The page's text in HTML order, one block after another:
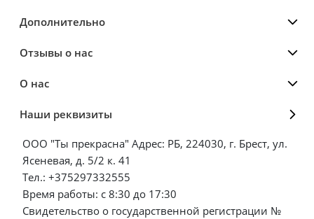
Дополнительно
Отзывы о нас
О нас
Наши реквизиты
ООО "Ты прекрасна" Адрес: РБ, 224030, г. Брест, ул.
Ясеневая, д. 5/2 к. 41
Тел.: +375297332555
Время работы: с 8:30 до 17:30
Свидетельство о государственной регистрации №